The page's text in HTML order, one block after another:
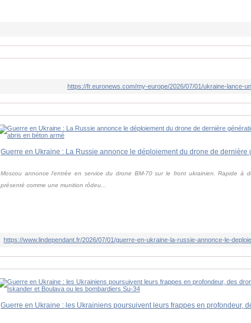
https://fr.euronews.com/my-europe/2026/07/01/ukraine-lance-
Moscou annonce l'entrée en service du drone BM-70 sur le front ukrainien. Rapide à
présenté comme une munition rôdeu...